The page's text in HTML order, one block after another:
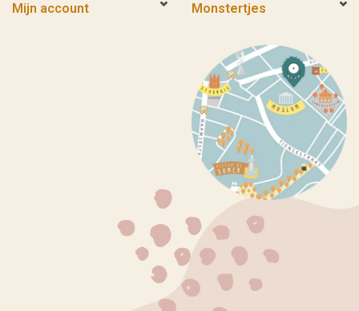
Mijn account Monstertjes